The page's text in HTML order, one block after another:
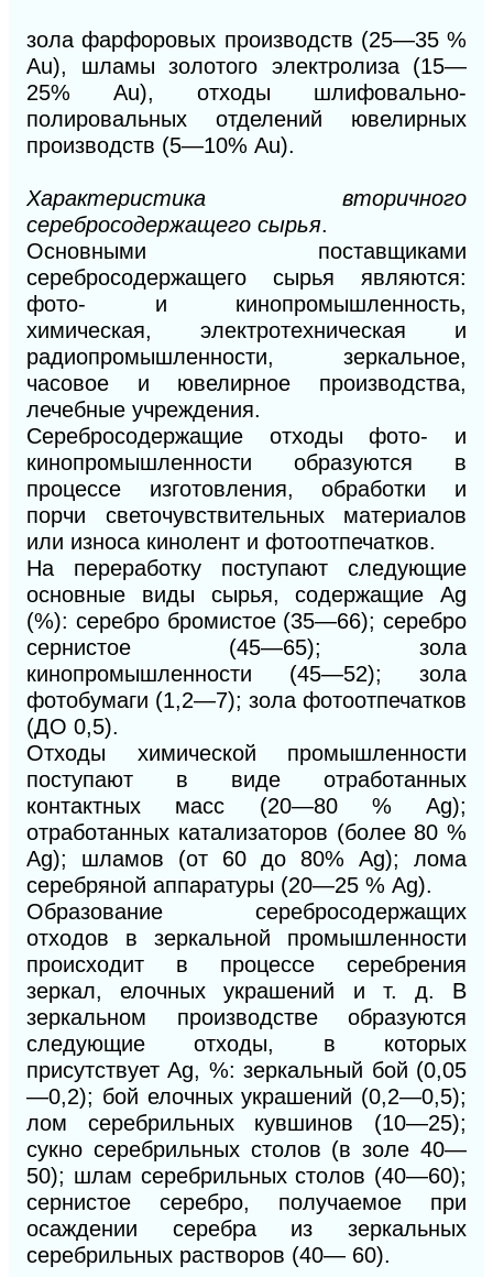
зола фарфоровых производств (25—35 %
Au), шламы золотого электролиза (15—
25% Au), отходы шлифовально-
полировальных отделений ювелирных
производств (5—10% Au).
Характеристика вторичного
серебросодержащего сырья.
Основными поставщиками
серебросодержащего сырья являются:
фото- и кинопромышленность,
химическая, электротехническая и
радиопромышленности, зеркальное,
часовое и ювелирное производства,
лечебные учреждения.
Серебросодержащие отходы фото- и
кинопромышленности образуются в
процессе изготовления, обработки и
порчи светочувствительных материалов
или износа кинолент и фотоотпечатков.
На переработку поступают следующие
основные виды сырья, содержащие Ag
(%): серебро бромистое (35—66); серебро
сернистое (45—65); зола
кинопромышленности (45—52); зола
фотобумаги (1,2—7); зола фотоотпечатков
(ДО 0,5).
Отходы химической промышленности
поступают в виде отработанных
контактных масс (20—80 % Ag);
отработанных катализаторов (более 80 %
Ag); шламов (от 60 до 80% Ag); лома
серебряной аппаратуры (20—25 % Ag).
Образование серебросодержащих
отходов в зеркальной промышленности
происходит в процессе серебрения
зеркал, елочных украшений и т. д. В
зеркальном производстве образуются
следующие отходы, в которых
присутствует Ag, %: зеркальный бой (0,05
—0,2); бой елочных украшений (0,2—0,5);
лом серебрильных кувшинов (10—25);
сукно серебрильных столов (в золе 40—
50); шлам серебрильных столов (40—60);
сернистое серебро, получаемое при
осаждении серебра из зеркальных
серебрильных растворов (40— 60).